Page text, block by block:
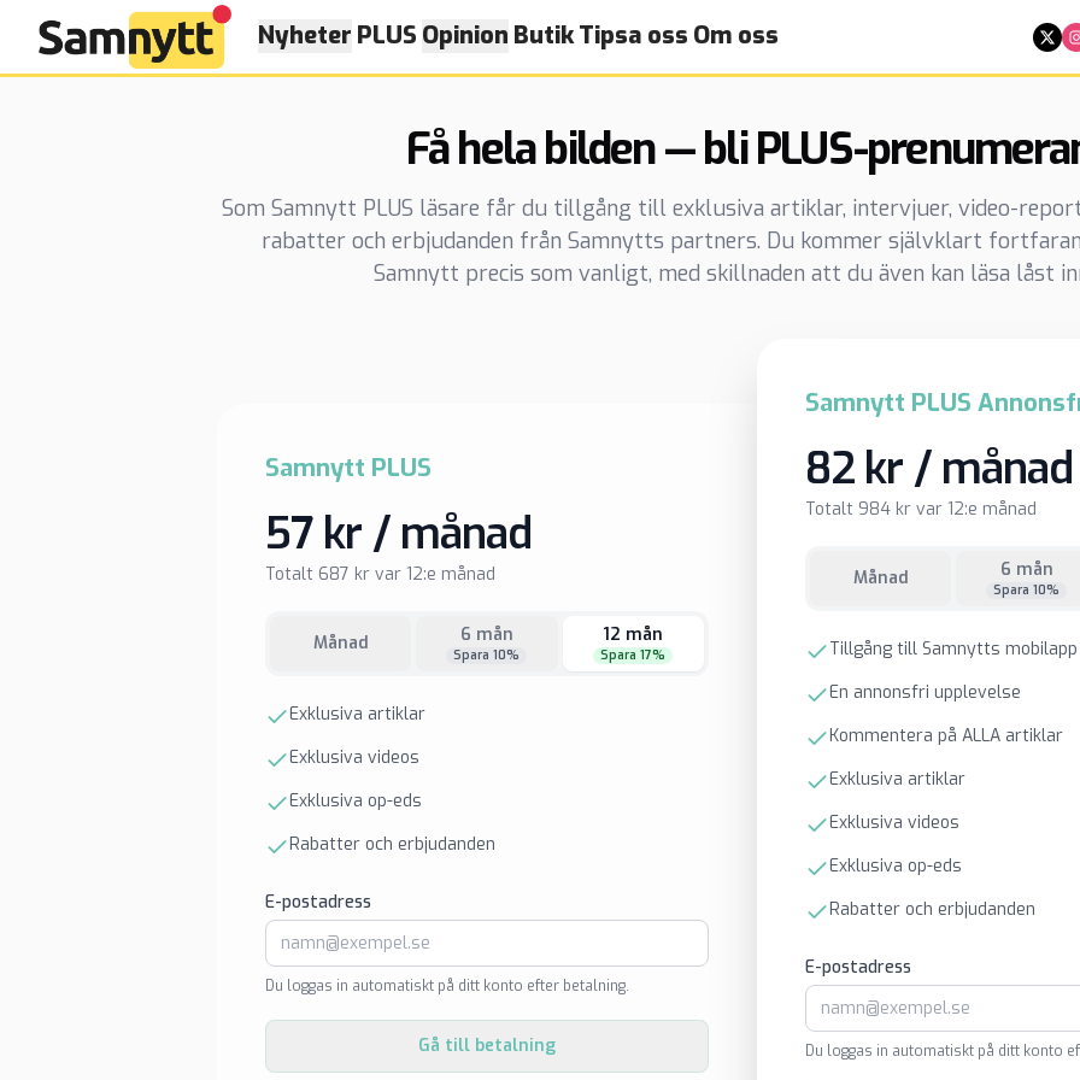
Nyheter PLUS Opinion ButikTipsa oss Om oss
Få hela bilden — bli PLUS-
Som Samnytt PLUS läsare får du tillgång till exklusiva artiklar, intervjuer, video-
rabatter och erbjudanden från Samnytts partners. Du kommer självklart
Samnytt precis som vanligt, med skillnaden att du även kan läsa låst
Samnytt PLUS
57 kr / månad
Totalt 687 kr var 12:e månad
Månad 6 mån
Spara 10%
12 mån
Spara 17%
Exklusiva artiklar
Exklusiva videos
Exklusiva op-eds
Rabatter och erbjudanden
E-postadress
Du loggas in automatiskt på ditt konto efter betalning.
Gå till betalning
Samnytt PLUS
82 kr / månad
Totalt 984 kr var 12:e månad
Månad 6 mån
Spara 10%
Tillgång till Samnytts mobilapp
En annonsfri upplevelse
Kommentera på ALLA artiklar
Exklusiva artiklar
Exklusiva videos
Exklusiva op-eds
Rabatter och erbjudanden
E-postadress
Du loggas in automatiskt på ditt konto